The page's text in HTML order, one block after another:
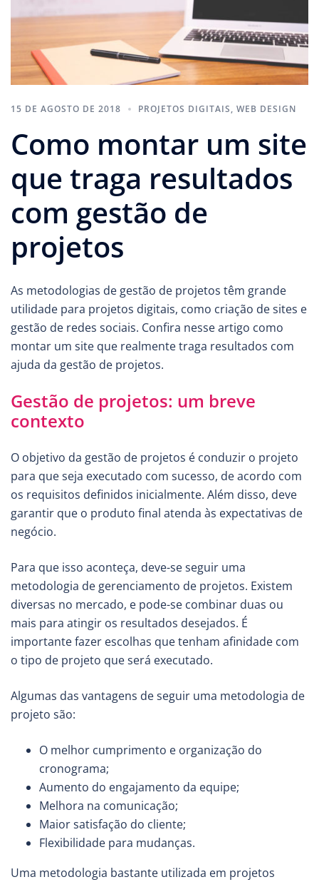
15 DE AGOSTO DE 2018 PROJETOS DIGITAIS, WEB DESIGN
Como montar um site
que traga resultados
com gestão de
projetos
As metodologias de gestão de projetos têm grande
utilidade para projetos digitais, como criação de sites e
gestão de redes sociais. Confira nesse artigo como
montar um site que realmente traga resultados com
ajuda da gestão de projetos.
Gestão de projetos: um breve
contexto
O objetivo da gestão de projetos é conduzir o projeto
para que seja executado com sucesso, de acordo com
os requisitos definidos inicialmente. Além disso, deve
garantir que o produto final atenda às expectativas de
negócio.
Para que isso aconteça, deve-se seguir uma
metodologia de gerenciamento de projetos. Existem
diversas no mercado, e pode-se combinar duas ou
mais para atingir os resultados desejados. É
importante fazer escolhas que tenham afinidade com
o tipo de projeto que será executado.
Algumas das vantagens de seguir uma metodologia de
projeto são:
O melhor cumprimento e organização do
cronograma;
Aumento do engajamento da equipe;
Melhora na comunicação;
Maior satisfação do cliente;
Flexibilidade para mudanças.
Uma metodologia bastante utilizada em projetos